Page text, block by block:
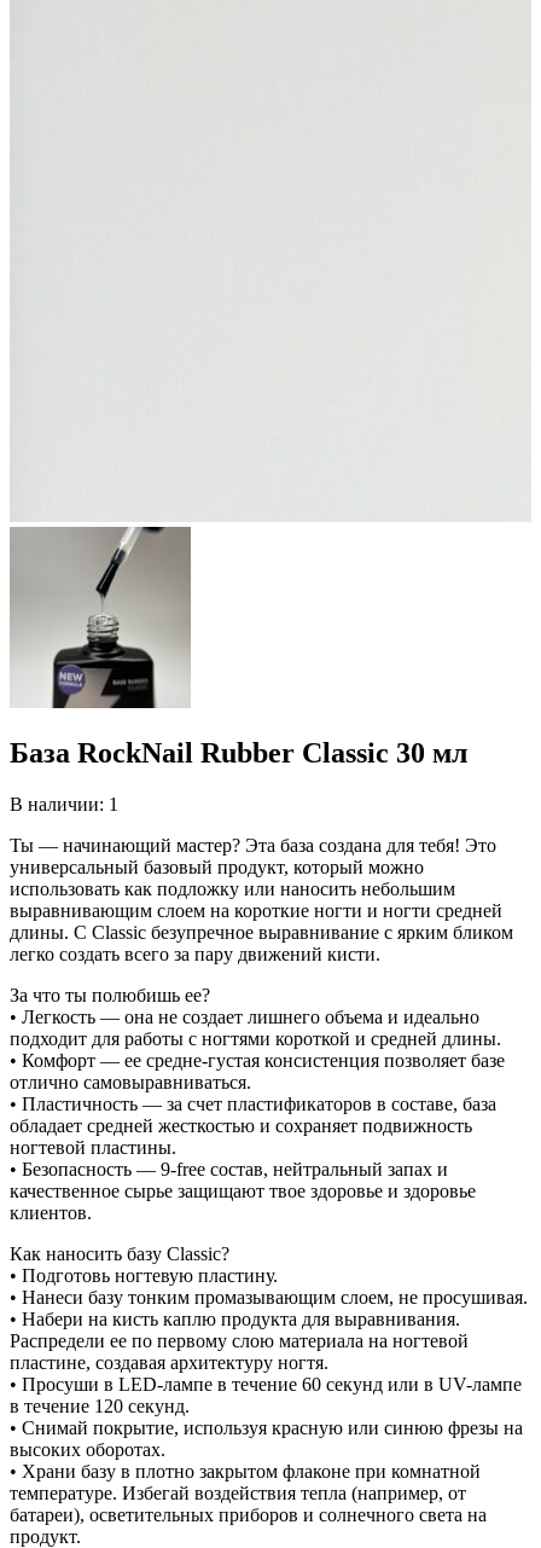
База RockNail Rubber Classic 30 мл
В наличии: 1
Ты — начинающий мастер? Эта база создана для тебя! Это
универсальный базовый продукт, который можно
использовать как подложку или наносить небольшим
выравнивающим слоем на короткие ногти и ногти средней
длины. С Classic безупречное выравнивание с ярким бликом
легко создать всего за пару движений кисти.
За что ты полюбишь ее?
• Легкость — она не создает лишнего объема и идеально
подходит для работы с ногтями короткой и средней длины.
• Комфорт — ее средне-густая консистенция позволяет базе
отлично самовыравниваться.
• Пластичность — за счет пластификаторов в составе, база
обладает средней жесткостью и сохраняет подвижность
ногтевой пластины.
• Безопасность — 9-free состав, нейтральный запах и
качественное сырье защищают твое здоровье и здоровье
клиентов.
Как наносить базу Classic?
• Подготовь ногтевую пластину.
• Нанеси базу тонким промазывающим слоем, не просушивая.
• Набери на кисть каплю продукта для выравнивания.
Распредели ее по первому слою материала на ногтевой
пластине, создавая архитектуру ногтя.
• Просуши в LED-лампе в течение 60 секунд или в UV-лампе
в течение 120 секунд.
• Снимай покрытие, используя красную или синюю фрезы на
высоких оборотах.
• Храни базу в плотно закрытом флаконе при комнатной
температуре. Избегай воздействия тепла (например, от
батареи), осветительных приборов и солнечного света на
продукт.